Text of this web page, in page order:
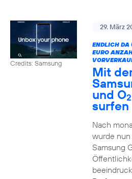
Credits: Samsung
29. März
ENDLICH DA
EURO
Mit
und O2
surfen
Nach
wurde nun
Samsung